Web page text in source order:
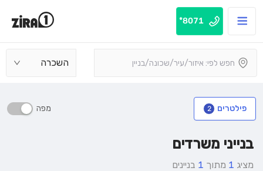
8071*
השכרה
פילטרים 2 מפה
בנייני משרדים
מציג 1 מתוך 1 בניינים